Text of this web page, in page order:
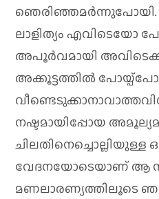
ഞെരിഞ്ഞമര്‍ന്നുപോയി.
ലാളിത്യം എവിടെയോ
അപൂര്‍വമായി
അക്കൂട്ടത്തില്‍
നഷ്ടമായിപ്പോയ
ചിലതിനെച്ചൊല്ലിയുള്ള
വേദനയോടെയാണ് ആ
മണലാരണ്യത്തിലൂടെ